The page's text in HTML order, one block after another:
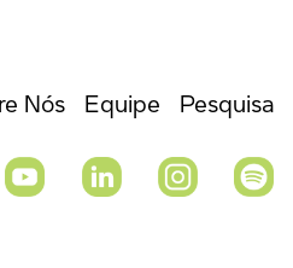
Nós Equipe Pesquisa